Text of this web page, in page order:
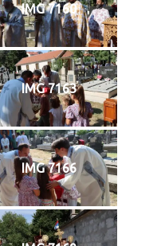
IMG 7160
IMG 7163
IMG 7166